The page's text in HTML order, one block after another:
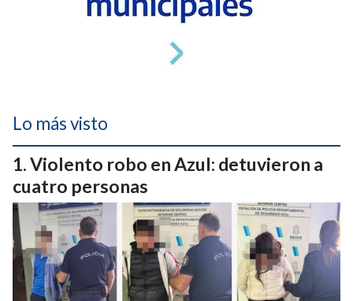
Lo más visto
Violento robo en Azul: detuvieron a
cuatro personas